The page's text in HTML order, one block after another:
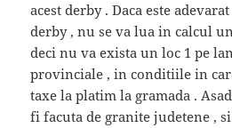
acest derby . Daca este
derby , nu se va lua in calcul
deci nu va exista un loc 1 pe
provinciale , in conditiile in
taxe la platim la gramada .
fi facuta de granite judetene ,